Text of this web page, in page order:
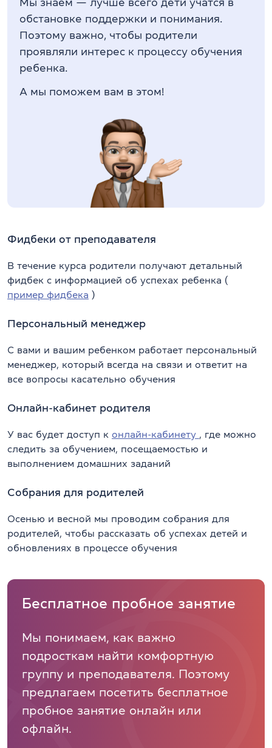
Мы знаем — лучше всего дети учатся в
обстановке поддержки и понимания.
Поэтому важно, чтобы родители
проявляли интерес к процессу обучения
ребенка.
А мы поможем вам в этом!
Фидбеки от преподавателя
В течение курса родители получают детальный
фидбек с информацией об успехах ребенка (
пример фидбека )
Персональный менеджер
С вами и вашим ребенком работает персональный
менеджер, который всегда на связи и ответит на
все вопросы касательно обучения
Онлайн-кабинет родителя
У вас будет доступ к онлайн-кабинету
, где можно
следить за обучением, посещаемостью и
выполнением домашних заданий
Собрания для родителей
Осенью и весной мы проводим собрания для
родителей, чтобы рассказать об успехах детей и
обновлениях в процессе обучения
Бесплатное пробное занятие
Мы понимаем, как важно
подросткам найти комфортную
группу и преподавателя. Поэтому
предлагаем посетить бесплатное
пробное занятие онлайн или
офлайн.